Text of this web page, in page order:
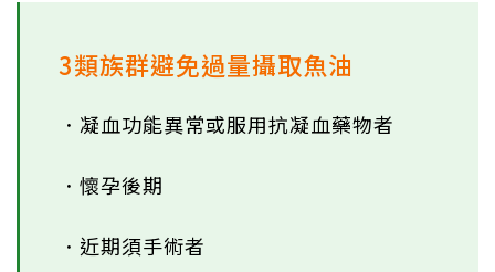
3類族群避免過量攝取魚油
．凝血功能異常或服用抗凝血藥物者
．懷孕後期
．近期須手術者